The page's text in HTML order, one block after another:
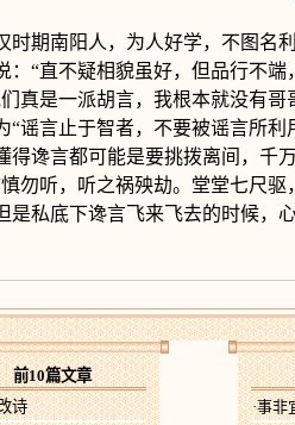
时期南阳人，为人好学，不图名
：“直不疑相貌虽好，但品行不
真是一派胡言，我根本就没有
“谣言止于智者，不要被谣言所利
得谗言都可能是要挑拨离间，千
勿听，听之祸殃劫。堂堂七尺
是私底下谗言飞来飞去的时候，
前10篇文章
诗
·事